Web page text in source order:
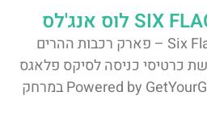
Six Flags Discovery Kingdom – פארק רכבות ההרים
כרטיסי כניסה לסיקס פלאגס
קליפורניה לחצו פה! Powered by GetYourGuide במרחק